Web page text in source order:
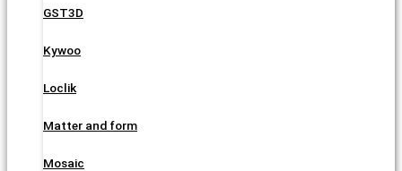
GST3D
Kywoo
Loclik
Matter and form
Mosaic